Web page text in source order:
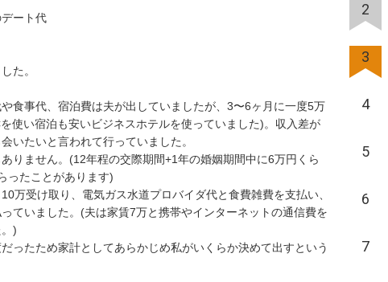
ート代
た。
食事代、宿泊費は夫が出していましたが、3〜6ヶ月に一度5万
使い宿泊も安いビジネスホテルを使っていました)。収入差が
いたいと言われて行っていました。
りません。(12年程の交際期間+1年の婚姻期間中に6万円くら
ったことがあります)
万受け取り、電気ガス水道プロバイダ代と食費雑費を支払い、
ていました。(夫は家賃7万と携帯やインターネットの通信費を
)
ったため家計としてあらかじめ私がいくらか決めて出すという
2
3
4
5
6
7